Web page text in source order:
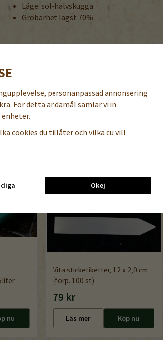
Läge: sol-halvskugga
Grobarhet lägst 70%
nu
Vita sticketiketter, 12 x 2,0 cm
(förp. 100 st)
79 kr
Läs mer Köp nu
personanpassad annonsering
För detta ändamål samlar vi in
cookies du tillåter och vilka du vill
Okej